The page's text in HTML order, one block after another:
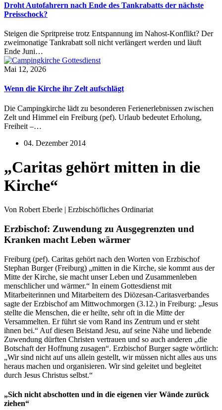
Droht Autofahrern nach Ende des Tankrabatts der nächste
Preisschock?
Steigen die Spritpreise trotz Entspannung im Nahost-Konflikt? Der
zweimonatige Tankrabatt soll nicht verlängert werden und läuft
Ende Juni…
Mai 12, 2026
Wenn die Kirche ihr Zelt aufschlägt
Die Campingkirche lädt zu besonderen Ferienerlebnissen zwischen
Zelt und Himmel ein Freiburg (pef). Urlaub bedeutet Erholung,
Freiheit –…
04. Dezember 2014
„Caritas gehört mitten in die
Kirche“
Von Robert Eberle | Erzbischöfliches Ordinariat
Erzbischof: Zuwendung zu Ausgegrenzten und
Kranken macht Leben wärmer
Freiburg (pef). Caritas gehört nach den Worten von Erzbischof
Stephan Burger (Freiburg) „mitten in die Kirche, sie kommt aus der
Mitte der Kirche, sie macht unser Leben und Zusammenleben
menschlicher und wärmer.“ In einem Gottesdienst mit
Mitarbeiterinnen und Mitarbeitern des Diözesan-Caritasverbandes
sagte der Erzbischof am Mittwochmorgen (3.12.) in Freiburg: „Jesus
stellte die Menschen, die er heilte, sehr oft in die Mitte der
Versammelten. Er führt sie vom Rand ins Zentrum und er steht
ihnen bei.“ Auf diesen Beistand Jesu, auf seine Nähe und liebende
Zuwendung dürften Christen vertrauen und so auch anderen „die
Botschaft der Hoffnung zusagen“. Erzbischof Burger sagte wörtlich:
„Wir sind nicht auf uns allein gestellt, wir müssen nicht alles aus uns
heraus machen und organisieren. Wir sind geleitet und begleitet
durch Jesus Christus selbst.“
„Sich nicht abschotten und in die eigenen vier Wände zurück
ziehen“